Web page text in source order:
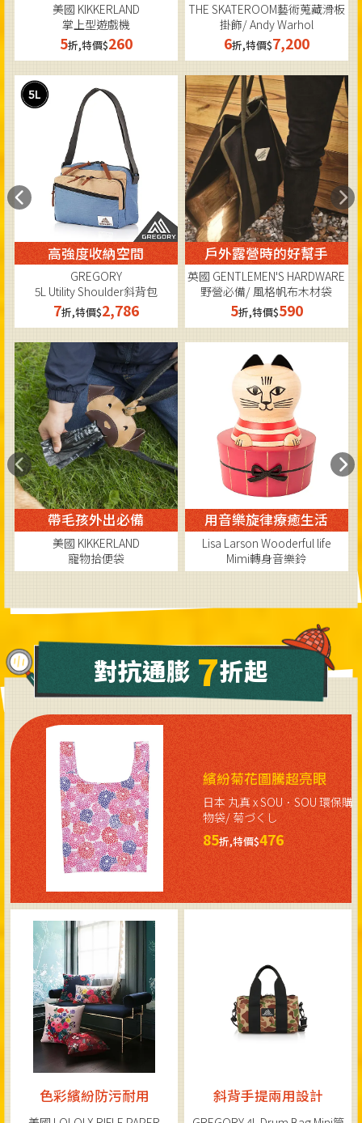
THE SKATEROOM藝術蒐藏滑板
掛飾/ Andy Warhol
6折,特價$7,200
Wooderful life
木質鑰匙架/ 美樂蒂
6折,特價$360
戶外露營時的好幫手
英國 GENTLEMEN'S HARDWARE
野營必備/ 風格帆布木材袋
5折,特價$590
為冰箱加上一點可愛
美國 KIKKERLAND
瑜珈山羊趣味磁鐵/ 五入組
5折,特價$325
用音樂旋律療癒生活
Lisa Larson Wooderful life
Mimi轉身音樂鈴
45 427
獨特公事包外型烤肉架
美國 KIKKERLAND
烤肉架/ 綠色
5 2,310
對抗通膨 7折起
繽紛菊花圖騰超亮眼
日本 丸真 x SOU．SOU 環保購
物袋/ 菊づくし
85折,特價$476
色彩繽紛防污耐用 斜背手提兩用設計